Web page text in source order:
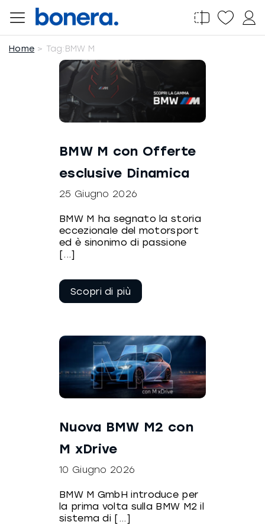
Salta
contenuto
Home Tag: BMW M
BMW M con Offerte
esclusive Dinamica
25 Giugno 2026
BMW M ha segnato la storia
eccezionale del motorsport
ed è sinonimo di passione
[...]
leggere
Nuova BMW M2 con
M xDrive
10 Giugno 2026
BMW M GmbH introduce per
la prima volta sulla BMW M2 il
sistema di [...]